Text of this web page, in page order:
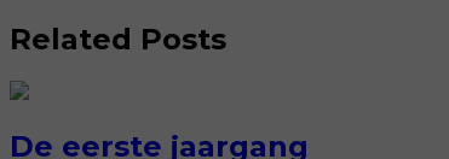
Related Posts
De eerste jaargang